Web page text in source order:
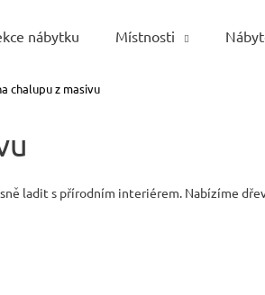
nábytku Místnosti
chalupu z masivu
ladit s přírodním interiérem. Nabízíme
Co potřebujete najít?